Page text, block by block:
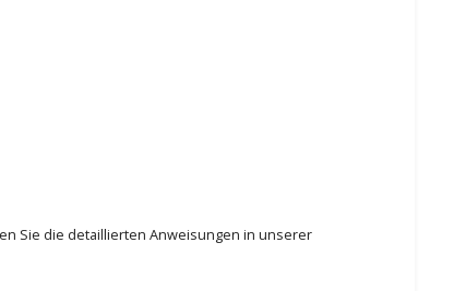
Sie die detaillierten Anweisungen in unserer